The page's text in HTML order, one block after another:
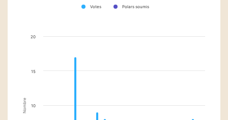
Votes Polars soumis
Nombre 10
15
20